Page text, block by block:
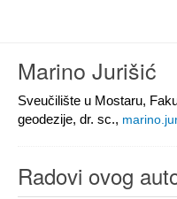
Marino Jurišić
Sveučilište u Mostaru,
geodezije, dr. sc.,
Radovi ovog